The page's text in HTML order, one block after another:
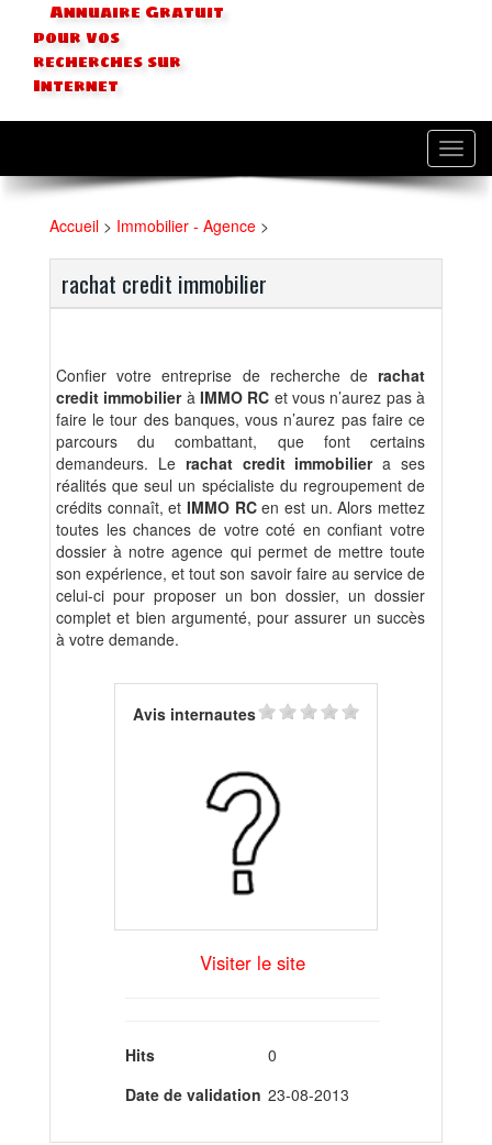
Annuaire Gratuit
pour vos
recherches sur
Internet
Accueil > Immobilier - Agence >
rachat credit immobilier
Confier votre entreprise de recherche de rachat
credit immobilier àIMMO RC et vous n’aurez pas à
faire le tour des banques, vous n’aurez pas faire ce
parcours du combattant, que font certains
demandeurs. Le rachat credit immobilier a ses
réalités que seul un spécialiste du regroupement de
crédits connaît, et IMMO RCen est un. Alors mettez
toutes les chances de votre coté en confiant votre
dossier à notre agence qui permet de mettre toute
son expérience, et tout son savoir faire au service de
celui-ci pour proposer un bon dossier, un dossier
complet et bien argumenté, pour assurer un succès
à votre demande.
Avis internautes
Visiter le site
Hits
0
Date de validation 23-08-2013